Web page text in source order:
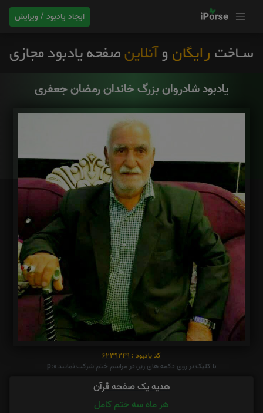
ایجاد یادبود / ویرایش
یادبود شادروان بزرگ خاندان رمضان جعفری
کد یادبود : 6239249
با کلیک بر روی دکمه های زیر،در مراسم ختم شرکت نمایید p:0
هدیه یک صفحه قرآن
هر ماه سه ختم کامل